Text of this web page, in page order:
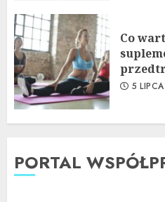
Co
5
PORTAL